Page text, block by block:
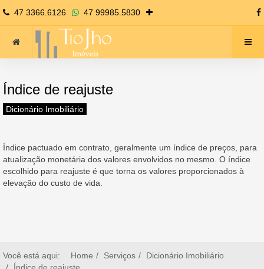
47 3366.6126 47 99985.5830
Índice de reajuste
Dicionário Imobiliário
Índice pactuado em contrato, geralmente um índice de preços, para
atualização monetária dos valores envolvidos no mesmo. O índice
escolhido para reajuste é que torna os valores proporcionados à
elevação do custo de vida.
Você está aqui: Home Serviços
Dicionário Imobiliário